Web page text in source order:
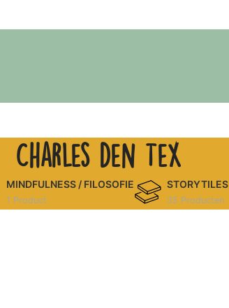
Charles den Tex
MINDFULNESS / FILOSOFIE
1 Product
STORYTILES
35 Producten